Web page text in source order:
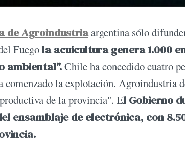
de Agroindustriaargentina sólo
Fuegola acuicultura genera 1.000
ambiental".Chile ha concedido cuatro
comenzado la explotación. Agroindustria
de la provincia". El Gobierno
ensamblaje de electrónica, con